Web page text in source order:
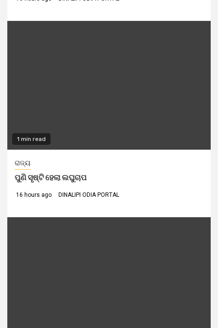
1 min read
ରାଜ୍ୟ
ପୁଣି ସୃଷ୍ଟି ହେଲା ଲଘୁଚାପ
16 hours ago DINALIPI ODIA PORTAL